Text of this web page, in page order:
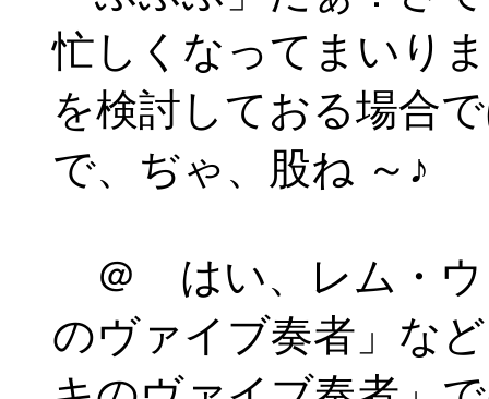
忙しくなってまいり
を検討しておる場合
で、ぢゃ、股ね ～♪
＠ はい、レム・ウ
のヴァイブ奏者」な